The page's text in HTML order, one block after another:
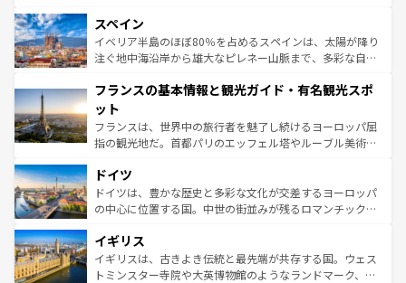
ろん、トスカーナの美しい田園風景やアマルフィ海岸の絶
景など、自然景観も見逃せない。観光の合間には、本場の
ピザやパスタなど、絶品のイタリア料理を堪能することも
ませてくれるイタリアで、忘れられない旅をしてみよう！
なお、新着のイタリア情報は
しい。
スペイン
イベリア半島のほぼ80％を占めるスペインは、太陽が降り
注ぐ地中海沿岸から雄大なピレネー山脈まで、多彩な自然
文化が根付くこの国では、情熱的なフラメンコ、熱気あふ
れる闘牛、そして美味しいタパスが生活の一部となってい
る。首都マドリードの洗練された雰囲気や、バルセロナの
アートに溢れた街角から、地方では古代ローマ遺跡や中世
せる。地方によって風土や気候が異なるスペインはその個
性で訪れる人を魅了する。 なお、新着のスペイン情報は コ
ンテンツ一覧を参照してほしい。
フランスの基本情報と観光ガイド・有名観光スポ
ット
フランスは、世界中の旅行者を魅了し続けるヨーロッパ屈
指の観光地だ。首都パリのエッフェル塔やルーブル美術館
で、幅広い魅力が詰まっている。華麗な宮殿、歴史的な大
聖堂、美しいビーチ、そして豊かな自然が、訪れる者を心
から魅了する。また、フランスは美食の国としても知ら
いる。シャンパンの発祥地であるランス、プロヴァンスの
香り高いラベンダー畑など、多彩な楽しみ方が可能だ。さ
らに、パリ以外の地域にも魅力が溢れており、どの街角に
ドイツ
ドイツは、豊かな歴史と多彩な文化が交差するヨーロッパ
の中心に位置する国。中世の街並みが残るロマンチック街
顔を持つこの国は、どこを歩いても飽きることがない。ベ
ルリンの文化的活気、バイエルン州のアルプスの絶景、そ
してライン川沿いのワイン畑といった風景は必見。ビール
イギリス
イギリスは、古きよき伝統と最先端が共存する国。ウェス
トミンスター寺院や大英博物館のようなランドマーク、歴